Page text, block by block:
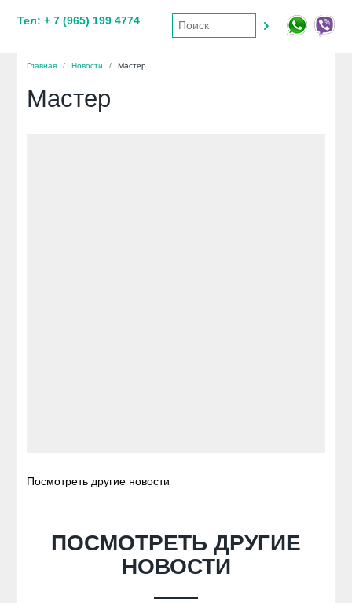
Тел: + 7 (965) 199 4774
Главная / Новости / Мастер
Мастер
Посмотреть другие новости
ПОСМОТРЕТЬ ДРУГИЕ
НОВОСТИ